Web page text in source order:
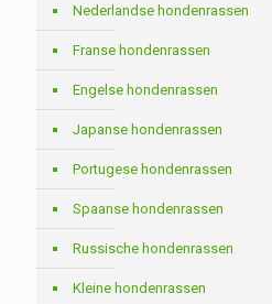
Nederlandse hondenrassen
Franse hondenrassen
Engelse hondenrassen
Japanse hondenrassen
Portugese hondenrassen
Spaanse hondenrassen
Russische hondenrassen
Kleine hondenrassen